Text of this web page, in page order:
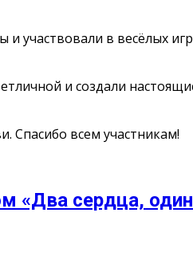
в весёлых
и создали
Спасибо всем участникам!
«Два сердца,